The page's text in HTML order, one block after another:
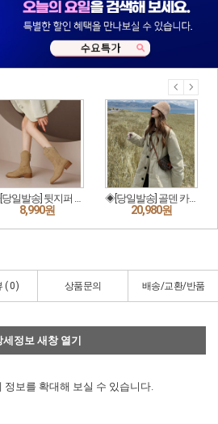
(0) 상품문의 배송/교환/반품
세정보 새창 열기
정보를 확대해 보실 수 있습니다.